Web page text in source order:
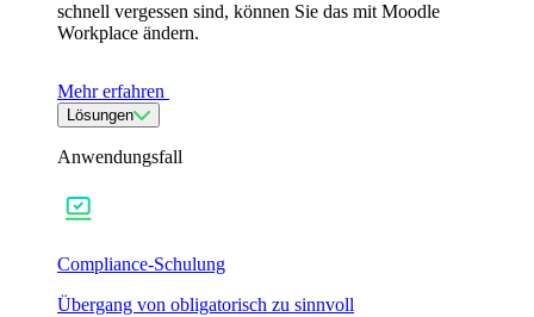
schnell vergessen sind, können Sie das mit Moodle
Workplace ändern.
Mehr erfahren
Lösungen
Anwendungsfall
Compliance-Schulung
Übergang von obligatorisch zu sinnvoll